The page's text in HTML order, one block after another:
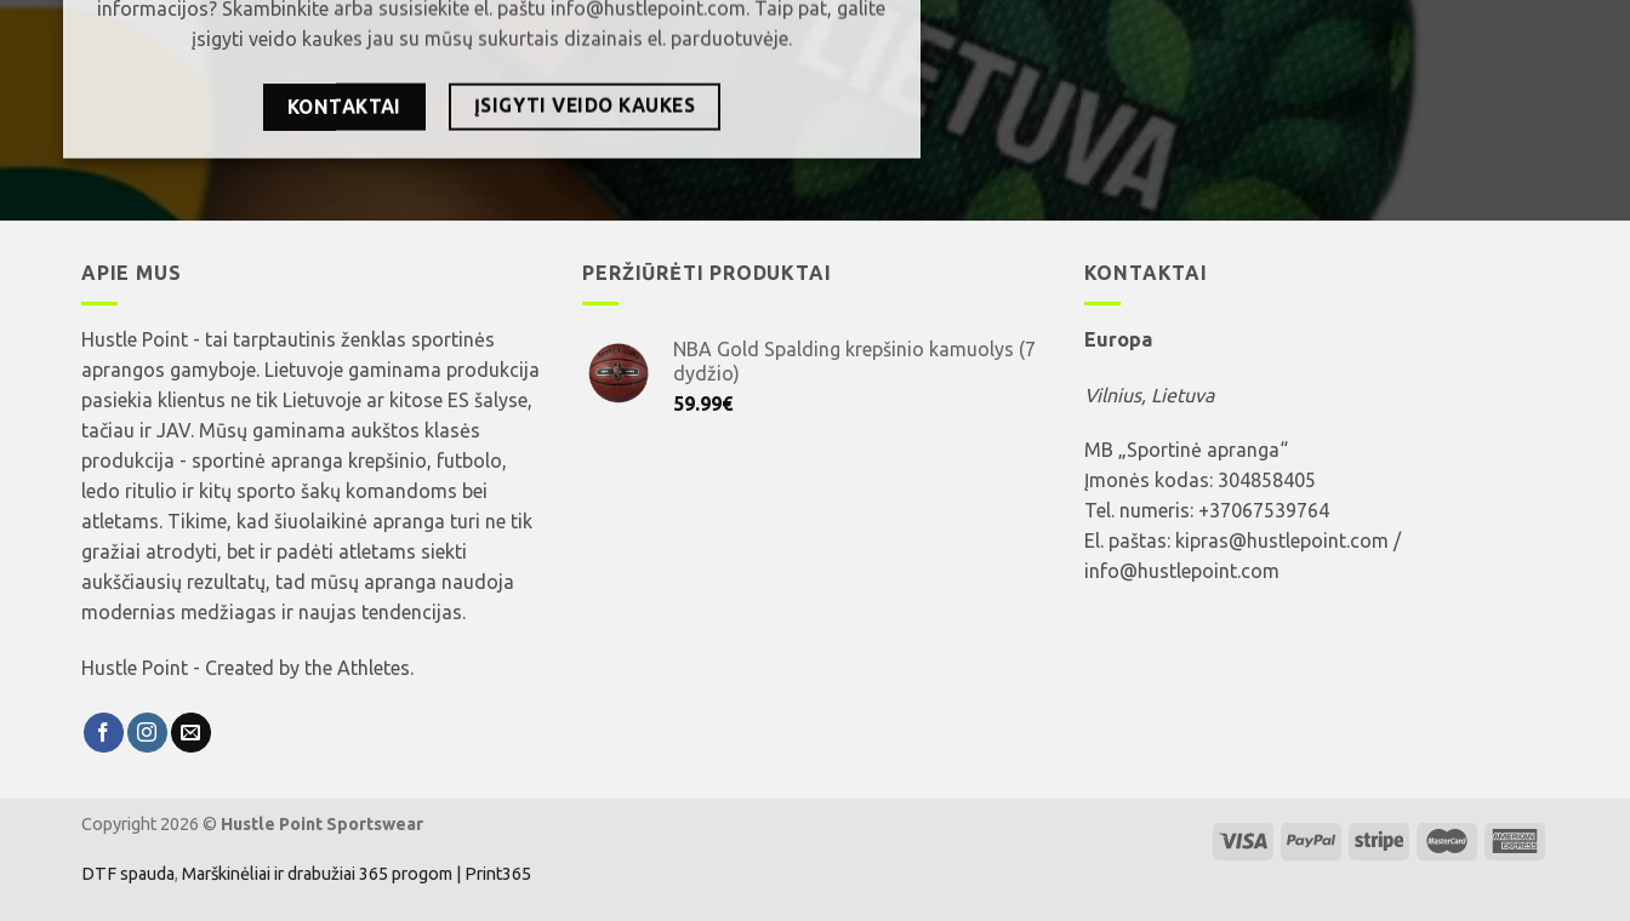
informacijos? Skambinkite arba susisiekite el. paštu info@hustlepoint.com. Taip pat, galite
įsigyti veido kaukes jau su mūsų sukurtais dizainais el. parduotuvėje.
KONTAKTAI ĮSIGYTI VEIDO KAUKES
APIE MUS
Hustle Point - tai tarptautinis ženklas sportinės
aprangos gamyboje. Lietuvoje gaminama produkcija
pasiekia klientus ne tik Lietuvoje ar kitose ES šalyse,
tačiau ir JAV. Mūsų gaminama aukštos klasės
produkcija - sportinė apranga krepšinio, futbolo,
ledo ritulio ir kitų sporto šakų komandoms bei
atletams. Tikime, kad šiuolaikinė apranga turi ne tik
gražiai atrodyti, bet ir padėti atletams siekti
aukščiausių rezultatų, tad mūsų apranga naudoja
modernias medžiagas ir naujas tendencijas.
Hustle Point - Created by the Athletes.
PERŽIŪRĖTI PRODUKTAI
NBA Gold Spalding krepšinio kamuolys (7
dydžio)
59.99€
KONTAKTAI
Europa
Vilnius, Lietuva
MB „Sportinė apranga“
Įmonės kodas: 304858405
Tel. numeris: +37067539764
El. paštas: kipras@hustlepoint.com /
info@hustlepoint.com
Copyright 2026 © Hustle Point Sportswear
DTF spauda, Marškinėliai ir drabužiai 365 progom | Print365